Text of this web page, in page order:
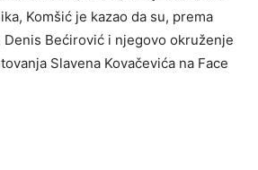
Komšić je kazao da su, prema
Bećirović i njegovo okruženje
Slavena Kovačevića na Face